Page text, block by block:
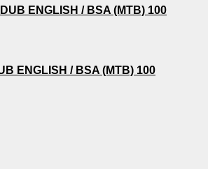
ENGLISH / BSA (MTB) 100